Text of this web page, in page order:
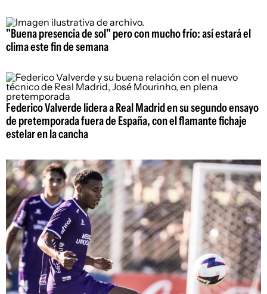
"Buena presencia de sol" pero con mucho frío: así estará el
clima este fin de semana
Federico Valverde lidera a Real Madrid en su segundo ensayo
de pretemporada fuera de España, con el flamante fichaje
estelar en la cancha